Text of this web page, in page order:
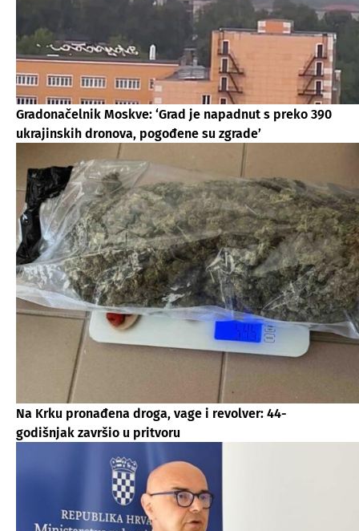
Gradonačelnik Moskve: ‘Grad je napadnut s preko 390
ukrajinskih dronova, pogođene su zgrade’
Na Krku pronađena droga, vage i revolver: 44-
godišnjak završio u pritvoru